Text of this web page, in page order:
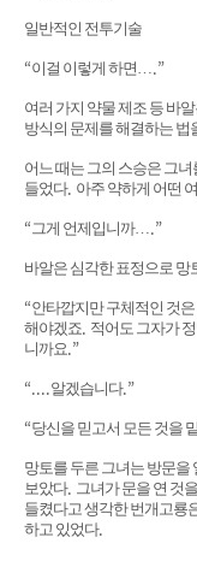
일반적인 전투기술
“이걸 이렇게 하면….”
여러 가지 약물 제조 등 바
방식의 문제를 해결하는 법
어느 때는 그의 스승은 그
들었다. 아주 약하게 어떤
“그게 언제입니까….”
바알은 심각한 표정으로 망
“안타깝지만 구체적인 것
해야겠죠. 적어도 그자가
니까요.”
“....알겠습니다.”
“당신을 믿고서 모든 것을
망토를 두른 그녀는 방문을
보았다. 그녀가 문을 연 것
들켰다고 생각한 번개고룡
하고 있었다.